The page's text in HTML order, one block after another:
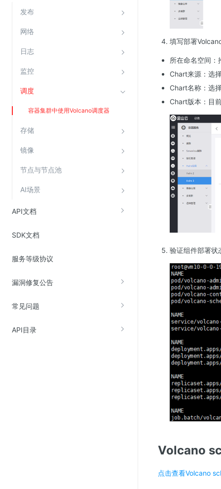
发布
网络
日志
监控
调度
容器集群中使用Volcano调度器
存储
镜像
节点与节点池
AI场景
API文档
SDK文档
服务等级协议
漏洞修复公告
常见问题
API目录
Web应用防火墙(WAF)
密钥管理服务
SSL证书管理
填写部署
所在命名空间
Chart来源：选
Chart名称：选
Chart版本：目
验证组件部署
Volcano
点击查看Volcano